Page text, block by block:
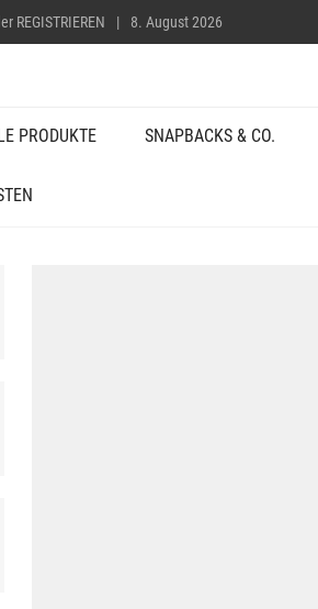
REGISTRIEREN | 8. August 2026
PRODUKTE SNAPBACKS & CO.